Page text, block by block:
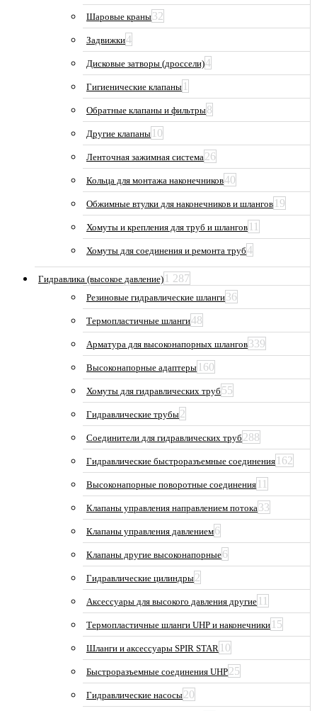
Шаровые краны32
Задвижки4
Дисковые затворы (дроссели)4
Гигиенические клапаны 1
Обратные клапаны и фильтры8
Другие клапаны 10
Ленточная зажимная система26
Кольца для монтажа наконечников40
Обжимные втулки для наконечников и шлангов 19
Хомуты и крепления для труб и шлангов 11
Хомуты для соединения и ремонта труб4
Гидравлика (высокое давление) 1 287
Резиновые гидравлические шланги36
Термопластичные шланги48
Арматура для высоконапорных шлангов339
Высоконапорные адаптеры 160
Хомуты для гидравлических труб 55
Гидравлические трубы2
Соединители для гидравлических труб 288
Гидравлические быстроразъемные соединения 162
Высоконапорные поворотные соединения 11
Клапаны управления направлением потока33
Клапаны управления давлением6
Клапаны другие высоконапорные6
Гидравлические цилиндры2
Аксессуары для высокого давления другие 11
Термопластичные шланги UHP и наконечники 15
Шланги и аксессуары SPIR STAR 10
Быстроразъемные соединения UHP25
Гидравлические насосы20